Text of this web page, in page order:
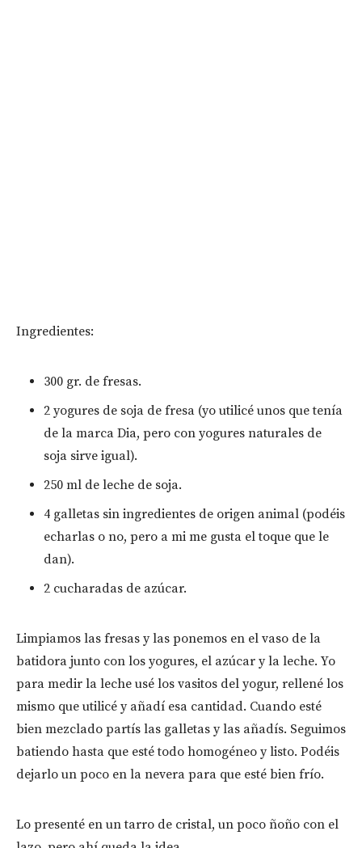
Ingredientes:
300 gr. de fresas.
2 yogures de soja de fresa (yo utilicé unos que tenía
de la marca Dia, pero con yogures naturales de
soja sirve igual).
250 ml de leche de soja.
4 galletas sin ingredientes de origen animal (podéis
echarlas o no, pero a mi me gusta el toque que le
dan).
2 cucharadas de azúcar.
Limpiamos las fresas y las ponemos en el vaso de la
batidora junto con los yogures, el azúcar y la leche. Yo
para medir la leche usé los vasitos del yogur, rellené los
mismo que utilicé y añadí esa cantidad. Cuando esté
bien mezclado partís las galletas y las añadís. Seguimos
batiendo hasta que esté todo homogéneo y listo. Podéis
dejarlo un poco en la nevera para que esté bien frío.
Lo presenté en un tarro de cristal, un poco ñoño con el